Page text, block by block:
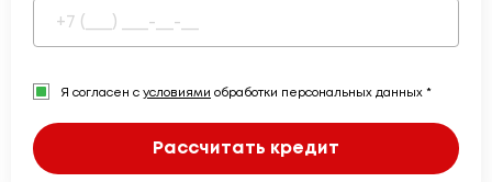
Я согласен с условиями обработки персональных данных *
Рассчитать кредит